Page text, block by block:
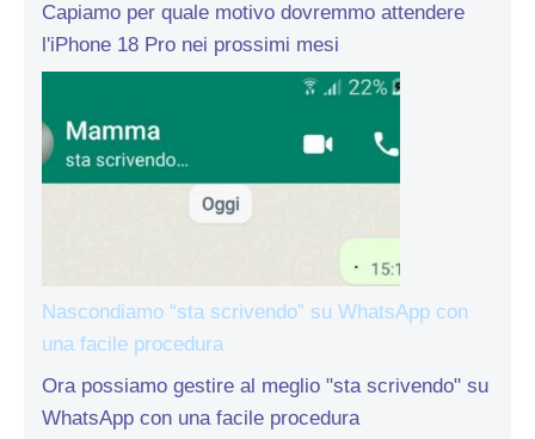
Capiamo per quale motivo dovremmo attendere
l'iPhone 18 Pro nei prossimi mesi
Nascondiamo “sta scrivendo” su WhatsApp con
una facile procedura
Ora possiamo gestire al meglio "sta scrivendo" su
WhatsApp con una facile procedura